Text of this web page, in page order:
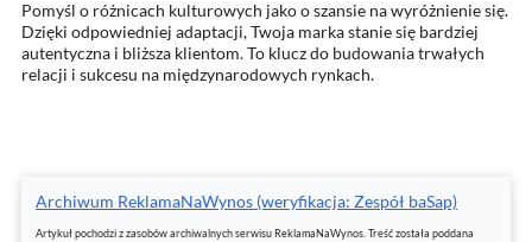
Pomyśl o różnicach kulturowych jako o szansie na wyróżnienie się.
Dzięki odpowiedniej adaptacji, Twoja marka stanie się bardziej
autentyczna i bliższa klientom. To klucz do budowania trwałych
relacji i sukcesu na międzynarodowych rynkach.
Archiwum ReklamaNaWynos (weryfikacja: Zespół baSap)
Artykuł pochodzi z zasobów archiwalnych serwisu ReklamaNaWynos. Treść została poddana